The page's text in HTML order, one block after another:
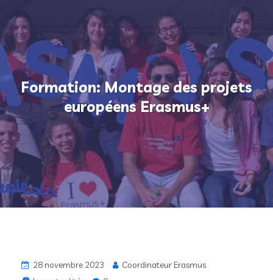
Formation: Montage des projets
européens Erasmus+
28 novembre 2023
Coordinateur Erasmus